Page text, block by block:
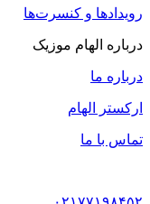
رویدادها و کنسرت‌ها
درباره الهام موزیک
درباره ما
ارکستر الهام
تماس با ما